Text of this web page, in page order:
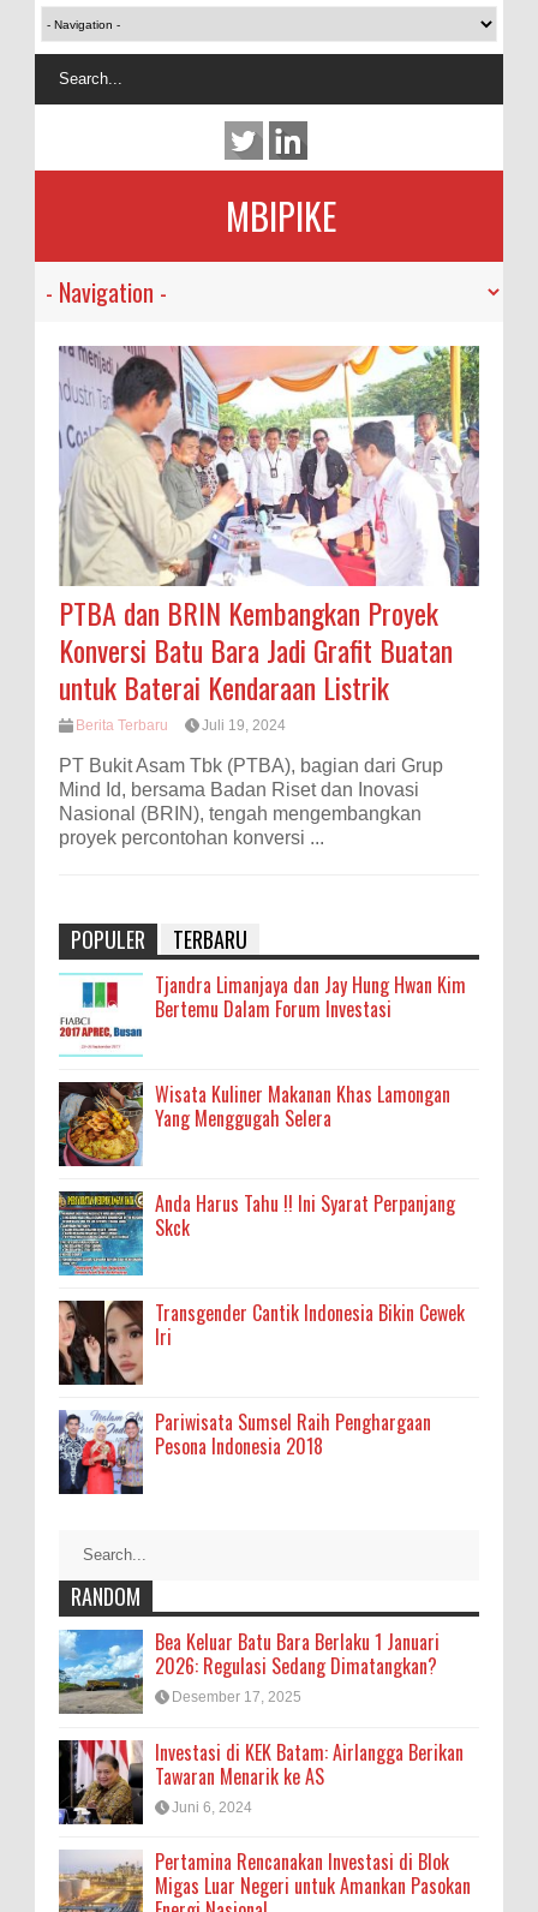
MBIPIKE
PTBA dan BRIN Kembangkan Proyek
Konversi Batu Bara Jadi Grafit Buatan
untuk Baterai Kendaraan Listrik
Berita Terbaru Juli 19, 2024
PT Bukit Asam Tbk (PTBA), bagian dari Grup
Mind Id, bersama Badan Riset dan Inovasi
Nasional (BRIN), tengah mengembangkan
proyek percontohan konversi ...
POPULER TERBARU
Tjandra Limanjaya dan Jay Hung Hwan Kim
Bertemu Dalam Forum Investasi
Wisata Kuliner Makanan Khas Lamongan
Yang Menggugah Selera
Anda Harus Tahu !! Ini Syarat Perpanjang
Skck
Transgender Cantik Indonesia Bikin Cewek
Iri
Pariwisata Sumsel Raih Penghargaan
Pesona Indonesia 2018
RANDOM
Bea Keluar Batu Bara Berlaku 1 Januari
2026: Regulasi Sedang Dimatangkan?
Desember 17, 2025
Investasi di KEK Batam: Airlangga Berikan
Tawaran Menarik ke AS
Juni 6, 2024
Pertamina Rencanakan Investasi di Blok
Migas Luar Negeri untuk Amankan Pasokan